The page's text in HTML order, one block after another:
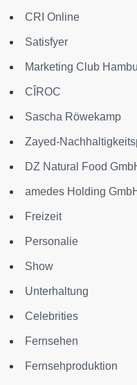
CRI Online
Satisfyer
Marketing Club
CÎROC
Sascha Röwekamp
Zayed-
DZ Natural Food
amedes Holding
Freizeit
Personalie
Show
Unterhaltung
Celebrities
Fernsehen
Fernsehproduktion